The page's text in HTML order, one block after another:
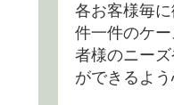
各お客様毎
件一件のケ
者様のニー
ができるよう